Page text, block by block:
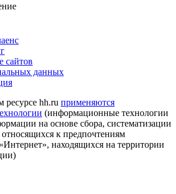
сайтов
данных
hh.ru применяются
(информационные технологии
на основе сбора, систематизации
к предпочтениям
находящихся на территории